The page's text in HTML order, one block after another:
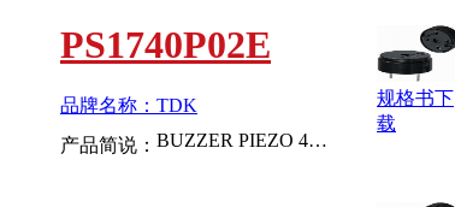
PS1740P02E
品牌名称：TDK
产品简说：
BUZZER PIEZO 4KHZ 17.0MM PC MNT
规格书下
载